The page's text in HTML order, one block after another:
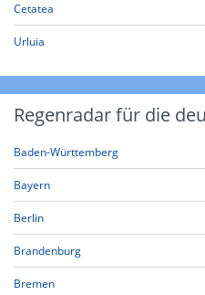
Cetatea
Urluia
Regenradar für die
Baden-Württemberg
Bayern
Berlin
Brandenburg
Bremen